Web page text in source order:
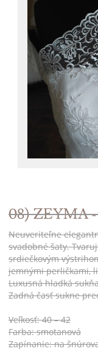
08) ZEYMA
Neuveriteľne
svadobné šaty.
srdiečkovým
jemnými perličkami,
Luxusná hladká
Zadná časť sukne
Veľkosť: 40 – 42
Farba: smotanová
Zapínanie: na